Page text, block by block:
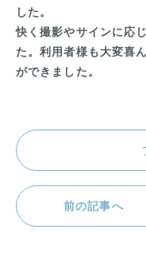
した。
快く撮影やサインに応
た。利用者様も大変喜
ができました。
前の記事へ